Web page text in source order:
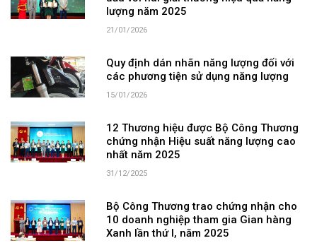
lượng năm 2025
21/01/2026
Quy định dán nhãn năng lượng đối với
các phương tiện sử dụng năng lượng
15/01/2026
12 Thương hiệu được Bộ Công Thương
chứng nhận Hiệu suất năng lượng cao
nhất năm 2025
31/12/2025
Bộ Công Thương trao chứng nhận cho
10 doanh nghiệp tham gia Gian hàng
Xanh lần thứ I, năm 2025